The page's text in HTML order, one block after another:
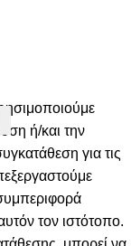
ή/και την
για τις
τον ιστότοπο.